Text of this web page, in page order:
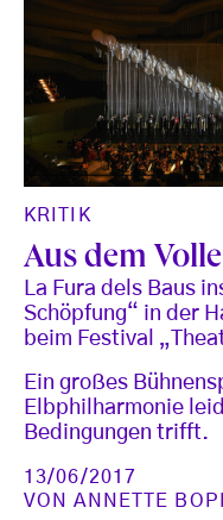
KRITIK
Aus dem
La Fura dels Baus
Schöpfung“ in der
beim Festival
Ein großes
Elbphilharmonie
Bedingungen trifft.
13/06/2017
VONANNETTE